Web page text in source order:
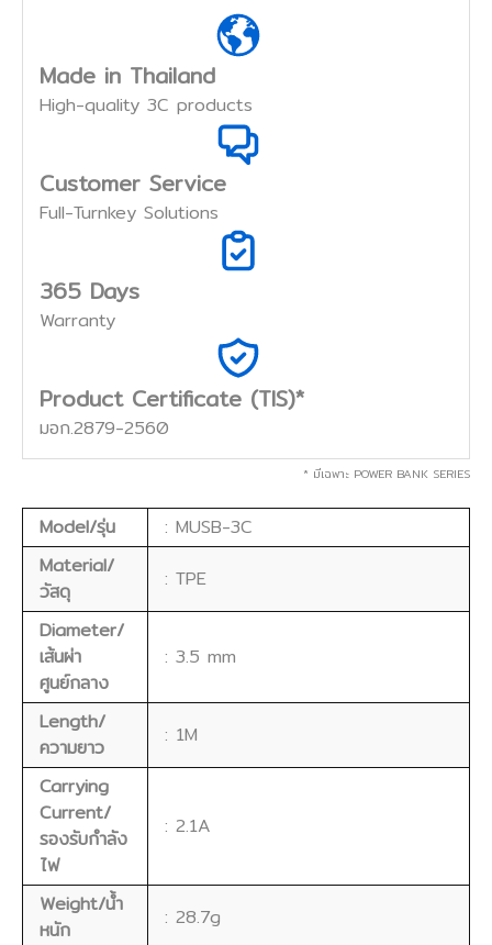
Made in Thailand
High-quality 3C products
Customer Service
Full-Turnkey Solutions
365 Days
Warranty
Product Certificate (TIS)*
มอก.2879-2560
* มีเฉพาะ POWER BANK SERIES
Model/รุ่น
: MUSB-3C
Material/
วัสดุ
: TPE
Diameter/
เส้นผ่า
ศูนย์กลาง
: 3.5 mm
Length/
ความยาว
: 1M
Carrying
Current/
รองรับกำลัง
ไฟ
: 2.1A
Weight/น้ำ
หนัก
: 28.7g